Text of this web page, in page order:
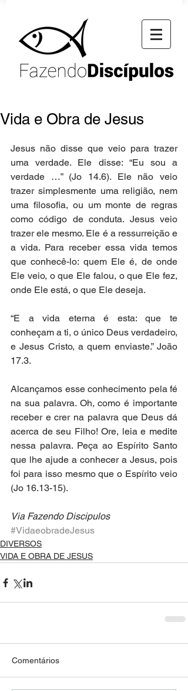
Vida e Obra de Jesus
Jesus não disse que veio para trazer
uma verdade. Ele disse: “Eu sou a
verdade …” (Jo 14.6). Ele não veio
trazer simplesmente uma religião, nem
uma filosofia, ou um monte de regras
como código de conduta. Jesus veio
trazer ele mesmo. Ele é a ressurreição e
a vida. Para receber essa vida temos
que conhecê-lo: quem Ele é, de onde
Ele veio, o que Ele falou, o que Ele fez,
onde Ele está, o que Ele deseja.
“E a vida eterna é esta: que te
conheçam a ti, o único Deus verdadeiro,
e Jesus Cristo, a quem enviaste.” João
17.3.
Alcançamos esse conhecimento pela fé
na sua palavra. Oh, como é importante
receber e crer na palavra que Deus dá
acerca de seu Filho! Ore, leia e medite
nessa palavra. Peça ao Espírito Santo
que lhe ajude a conhecer a Jesus, pois
foi para isso mesmo que o Espírito veio
(Jo 16.13-15).
Via Fazendo Discipulos
#VidaeobradeJesus
DIVERSOS
VIDA E OBRA DE JESUS
Comentários